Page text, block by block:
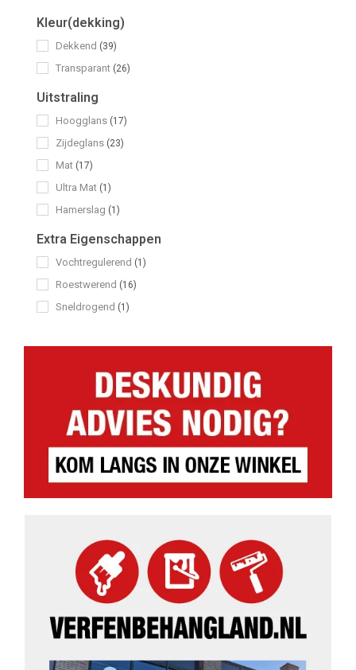
Kleur(dekking)
Dekkend (39)
Transparant (26)
Uitstraling
Hoogglans (17)
Zijdeglans (23)
Mat (17)
Ultra Mat (1)
Hamerslag (1)
Extra Eigenschappen
Vochtregulerend (1)
Roestwerend (16)
Sneldrogend (1)